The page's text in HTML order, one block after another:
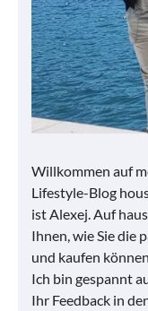
Willkommen auf
Lifestyle-Blog
ist Alexej. Auf
Ihnen, wie Sie die
und kaufen
Ich bin gespannt
Ihr Feedback in